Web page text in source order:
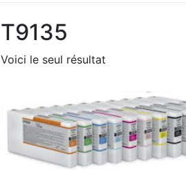
T9135
Voici le seul résultat